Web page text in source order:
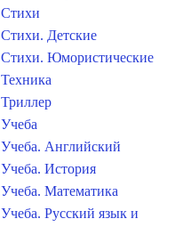
Стихи
Стихи. Детские
Стихи. Юмористические
Техника
Триллер
Учеба
Учеба. Английский
Учеба. История
Учеба. Математика
Учеба. Русский язык и